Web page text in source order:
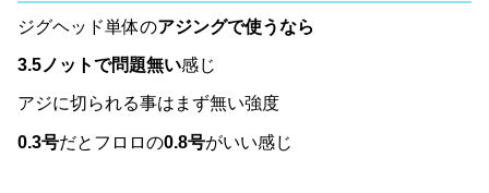
ジグヘッド単体のアジングで使うなら
3.5ノットで問題無い感じ
アジに切られる事はまず無い強度
0.3号だとフロロの0.8号がいい感じ